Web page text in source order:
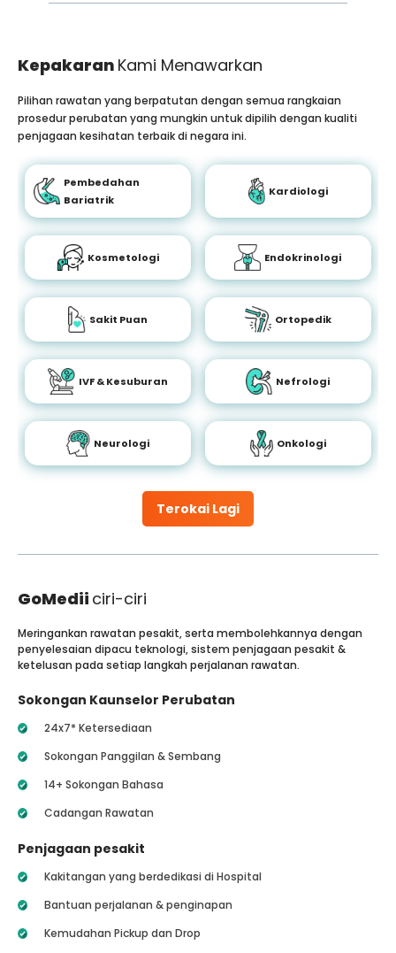
Kepakaran Kami Menawarkan
Terokai Lagi
Pilihan rawatan yang berpatutan dengan semua rangkaian
prosedur perubatan yang mungkin untuk dipilih dengan kualiti
penjagaan kesihatan terbaik di negara ini.
Pembedahan
Bariatrik
Kardiologi
Kosmetologi Endokrinologi
Sakit Puan Ortopedik
IVF & Kesuburan Nefrologi
Neurologi Onkologi
GoMedii ciri-ciri
Meringankan rawatan pesakit, serta membolehkannya dengan
penyelesaian dipacu teknologi, sistem penjagaan pesakit &
ketelusan pada setiap langkah perjalanan rawatan.
Sokongan Kaunselor Perubatan
24x7* Ketersediaan
Sokongan Panggilan & Sembang
14+ Sokongan Bahasa
Cadangan Rawatan
Penjagaan pesakit
Kakitangan yang berdedikasi di Hospital
Bantuan perjalanan & penginapan
Kemudahan Pickup dan Drop